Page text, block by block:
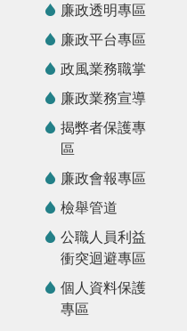
廉政透明專區
廉政平台專區
政風業務職掌
廉政業務宣導
揭弊者保護專
區
廉政會報專區
檢舉管道
公職人員利益
衝突迴避專區
個人資料保護
專區